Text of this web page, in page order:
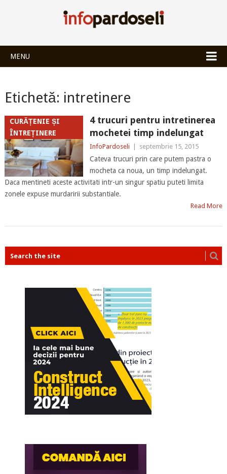
MENU
Etichetă: intretinere
CURĂȚENIE ȘI
ÎNTREȚINERE
4 trucuri pentru intretinerea
mochetei timp indelungat
InfoPardoseli septembrie 15, 2015
Cateva trucuri prin care putem pastra o
mocheta ca noua, un timp indelungat.
Daca mentineti aceste activitati intr-un singur spatiu puteti limita
zonele expuse murdaririi substantiale.
Read More
POSTS
NAVIGATION